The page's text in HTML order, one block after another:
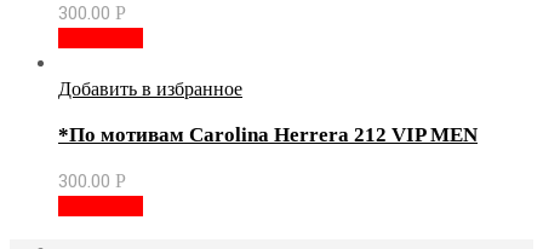
300.00 Р
Добавить в избранное
*По мотивам Carolina Herrera 212 VIP MEN
300.00 Р